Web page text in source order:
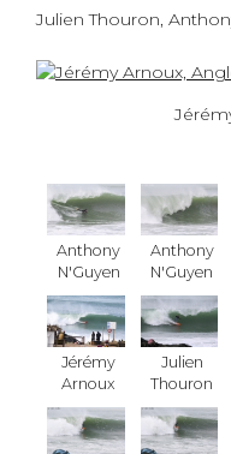
Julien Thouron,
Anthony
N'Guyen
Anthony
N'Guyen
Jérémy
Arnoux
Julien
Thouron